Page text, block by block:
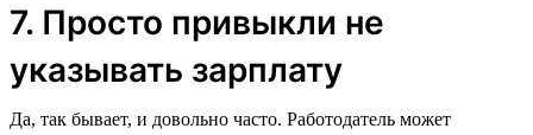
7. Просто привыкли не
указывать зарплату
Да, так бывает, и довольно часто. Работодатель может